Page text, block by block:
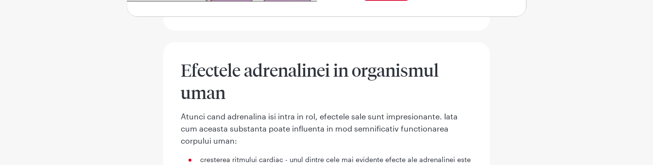
Efectele adrenalinei in organismul
uman
Atunci cand adrenalina isi intra in rol, efectele sale sunt impresionante. Iata
cum aceasta substanta poate influenta in mod semnificativ functionarea
corpului uman:
cresterea ritmului cardiac - unul dintre cele mai evidente efecte ale adrenalinei este